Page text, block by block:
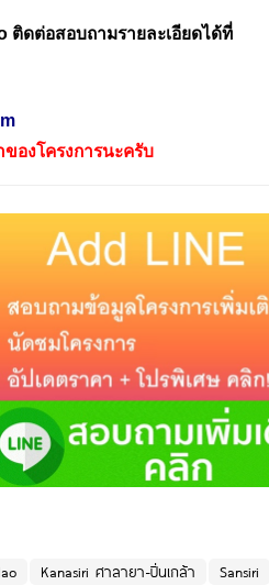
ดต่อสอบถามรายละเอียดได้ที่
ของโครงการนะครับ
Kanasiri ศาลายา-ปิ่นเกล้า Sansiri